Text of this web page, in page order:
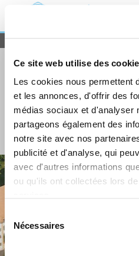
By continuing your visit to this site,
and browsing, the definition of
interests and personalised as well
third-party sites.-Information-
I
Ce site web utilise des
Les cookies nous permettent
et les annonces, d'offrir des
médias sociaux et d'analyser
partageons également des
notre site avec nos
publicité et d'analyse, qui
avec d'autres informations
ou qu'ils ont collectées lors
du
consentement
Nécessaires